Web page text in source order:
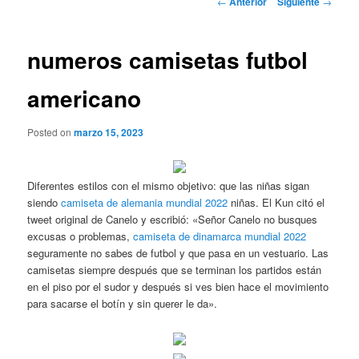
numeros camisetas futbol
americano
Posted onmarzo 15, 2023
Diferentes estilos con el mismo objetivo: que las niñas sigan
siendocamiseta de alemania mundial 2022 niñas. El Kun citó el
tweet original de Canelo y escribió: «Señor Canelo no busques
excusas o problemas,camiseta de dinamarca mundial 2022
seguramente no sabes de futbol y que pasa en un vestuario. Las
camisetas siempre después que se terminan los partidos están
en el piso por el sudor y después si ves bien hace el movimiento
para sacarse el botín y sin querer le da».